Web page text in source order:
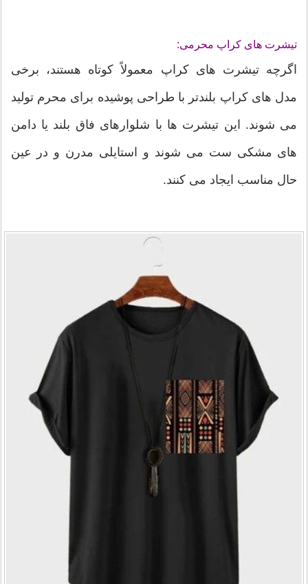
تیشرت های کراپ محرمی:
اگرچه تیشرت های کراپ معمولاً کوتاه هستند، برخی
مدل های کراپ بلندتر با طراحی پوشیده برای محرم تولید
می شوند. این تیشرت ها با شلوارهای فاق بلند یا دامن
های مشکی ست می شوند و استایلی مدرن و در عین
حال مناسب ایجاد می کنند.